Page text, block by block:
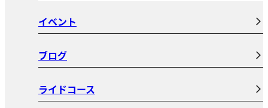
イベント
ブログ
ライドコース